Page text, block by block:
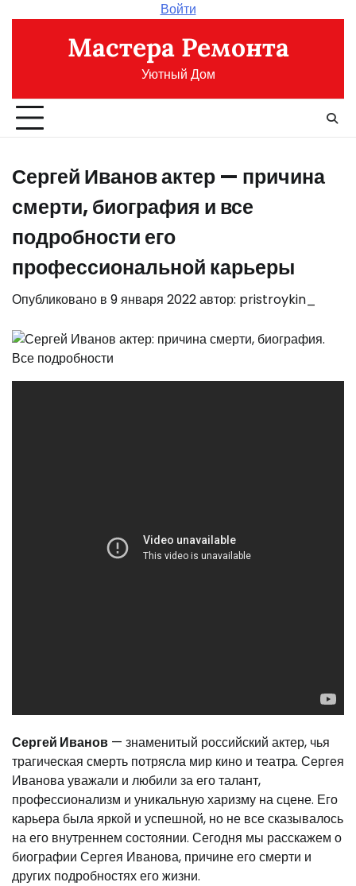
содержимому
Войти
Мастера Ремонта
Уютный Дом
Сергей Иванов актер — причина
смерти, биография и все
подробности его
профессиональной карьеры
Опубликовано в 9 января 2022автор: pristroykin_
Сергей Иванов — знаменитый российский актер, чья
трагическая смерть потрясла мир кино и театра. Сергея
Иванова уважали и любили за его талант,
профессионализм и уникальную харизму на сцене. Его
карьера была яркой и успешной, но не все сказывалось
на его внутреннем состоянии. Сегодня мы расскажем о
биографии Сергея Иванова, причине его смерти и
других подробностях его жизни.